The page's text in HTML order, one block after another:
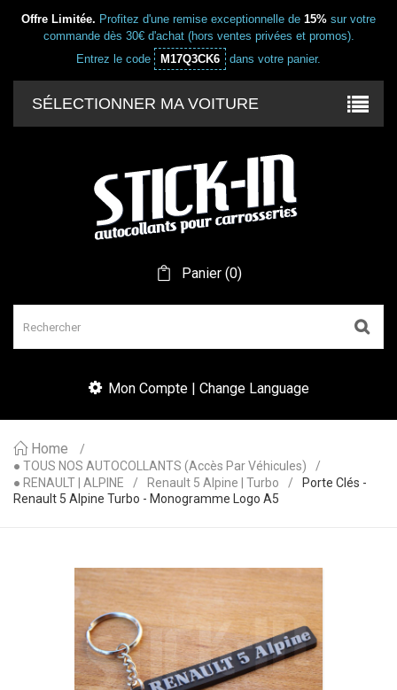
Offre Limitée. Profitez d'une remise exceptionnelle de 15% sur votre
commande dès 30€ d'achat (hors ventes privées et promos).
Entrez le code
M17Q3CK6 dans votre panier.
SÉLECTIONNER MA VOITURE
Panier(0)
Mon Compte | Change Language
Home
● TOUS NOS AUTOCOLLANTS (accès Par Véhicules)
● RENAULT | ALPINE
Renault 5 Alpine | Turbo
Porte Clés -
Renault 5 Alpine Turbo - Monogramme Logo A5